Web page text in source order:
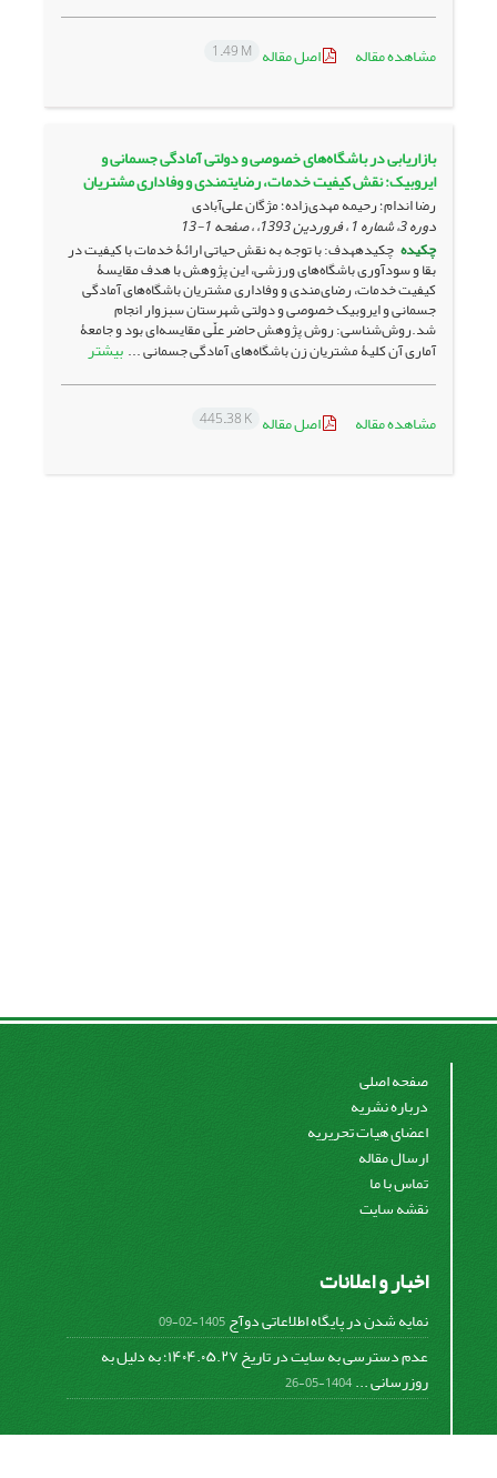
مشاهده مقاله اصل مقاله 1.49 M
بازاریابی در باشگاه‌های خصوصی و دولتی آمادگی جسمانی و
ایروبیک: نقش کیفیت خدمات، رضایتمندی و وفاداری مشتریان
رضا اندام؛ رحیمه مهدی‌زاده؛ مژگان علی‌آبادی
دوره 3، شماره 1 ، فروردین 1393، ، صفحه
1-13
چکیده چکیدههدف: با توجه به نقش حیاتی ارائۀ خدمات با کیفیت در
بقا و سودآوری باشگاه‌های ورزشی، این پژوهش با هدف مقایسۀ
کیفیت خدمات، رضای‌مندی و وفاداری مشتریان باشگاه‌های آمادگی
جسمانی و ایروبیک خصوصی و دولتی شهرستان سبزوار انجام
شد.روش‌شناسی: روش پژوهش حاضر علّی مقایسه‌ای بود و جامعۀ
آماری آن کلیۀ مشتریان زن باشگاه‌های آمادگی جسمانی ... بیشتر
مشاهده مقاله اصل مقاله 445.38 K
صفحه اصلی
درباره نشریه
اعضای هیات تحریریه
ارسال مقاله
تماس با ما
نقشه سایت
اخبار و اعلانات
نمایه شدن در پایگاه اطلاعاتی دوآج1405-02-09
عدم دسترسی به سایت در تاریخ ۱۴۰۴.۰۵.۲۷؛ به دلیل به
روزرسانی ...1404-05-26